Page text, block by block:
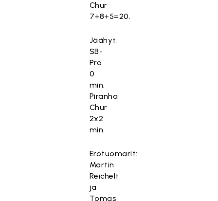
Chur
7+8+5=20.
Jäähyt:
SB-
Pro
0
min,
Piranha
Chur
2x2
min.
Erotuomarit:
Martin
Reichelt
ja
Tomas